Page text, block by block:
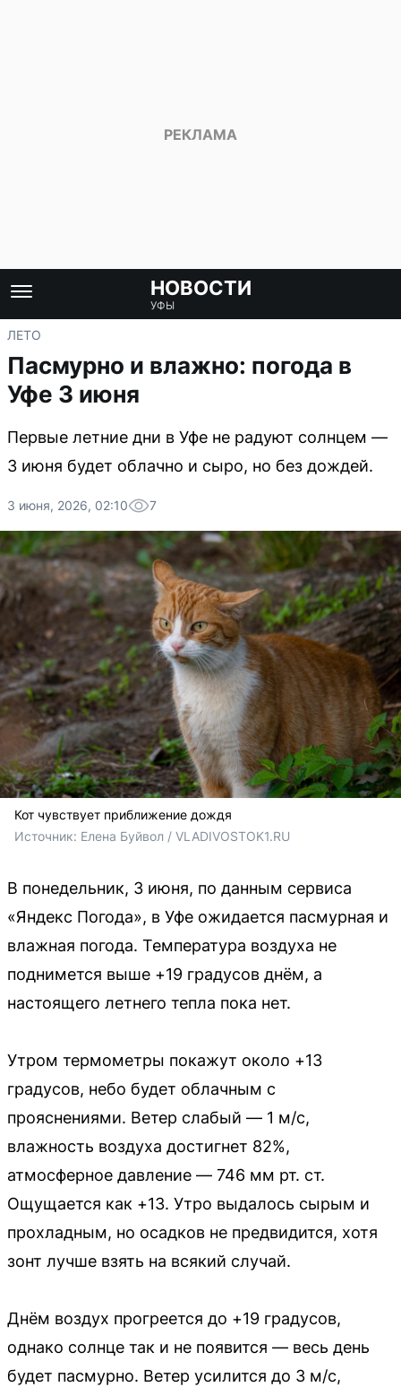
НОВОСТИ
УФЫ
ЛЕТО
Пасмурно и влажно: погода в
Уфе 3 июня
Первые летние дни в Уфе не радуют солнцем —
3 июня будет облачно и сыро, но без дождей.
3 июня, 2026, 02:10 7
Кот чувствует приближение дождя
Источник: Елена Буйвол / VLADIVOSTOK1.RU
В понедельник, 3 июня, по данным сервиса
«Яндекс Погода», в Уфе ожидается пасмурная и
влажная погода. Температура воздуха не
поднимется выше +19 градусов днём, а
настоящего летнего тепла пока нет.
Утром термометры покажут около +13
градусов, небо будет облачным с
прояснениями. Ветер слабый — 1 м/с,
влажность воздуха достигнет 82%,
атмосферное давление — 746 мм рт. ст.
Ощущается как +13. Утро выдалось сырым и
прохладным, но осадков не предвидится, хотя
зонт лучше взять на всякий случай.
Днём воздух прогреется до +19 градусов,
однако солнце так и не появится — весь день
будет пасмурно. Ветер усилится до 3 м/с,